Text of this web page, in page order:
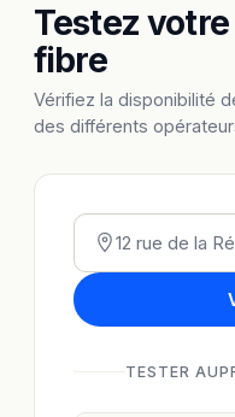
Testez
fibre
Vérifiez la disponibilité
des différents
TESTER